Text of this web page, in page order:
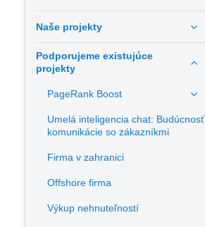
Naše projekty
Podporujeme existujúce
projekty
PageRank Boost
Umelá inteligencia chat: Budúcnosť
komunikácie so zákazníkmi
Firma v zahranici
Offshore firma
Výkup nehnuteľností